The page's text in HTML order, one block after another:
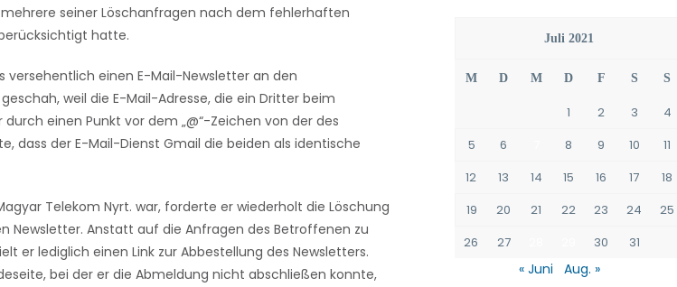
seiner Löschanfragen nach dem fehlerhaften
hatte.
versehentlich einen E-Mail-Newsletter an den
weil die E-Mail-Adresse, die ein Dritter beim
einen Punkt vor dem „@“-Zeichen von der des
dass der E-Mail-Dienst Gmail die beiden als identische
Telekom Nyrt. war, forderte er wiederholt die Löschung
Newsletter. Anstatt auf die Anfragen des Betroffenen zu
er lediglich einen Link zur Abbestellung des Newsletters.
bei der er die Abmeldung nicht abschließen konnte,
Juli 2021
M D M D F S S
1 2 3
4
5
6 8 9 10
11
12
13 14 15 16 17
18
19
20 21 22 23 24
25
26
27 30 31
« Juni Aug. »